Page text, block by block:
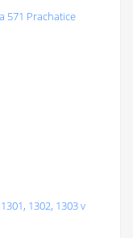
571 Prachatice
1302, 1303 v